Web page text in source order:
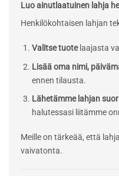
Luo ainutlaatuinen lahja
Henkilökohtaisen lahjan
Valitse tuotelaajasta
Lisää oma nimi,
ennen tilausta.
Lähetämme lahjan
halutessasi liitämme
Meille on tärkeää, että
vaivatonta.